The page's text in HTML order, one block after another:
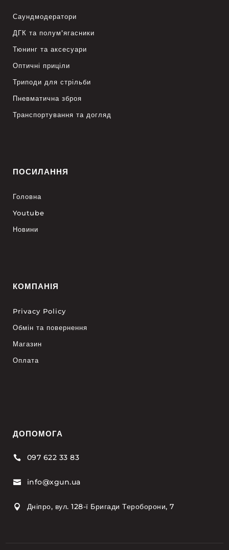
Саундмодератори
ДГК та полум’ягасники
Тюнинг та аксесуари
Оптичні приціли
Триподи для стрільби
Пневматична зброя
Транспортування та догляд
ПОСИЛАННЯ
Головна
Youtube
Новини
КОМПАНІЯ
Privacy Policy
Обмін та повернення
Магазин
Оплата
ДОПОМОГА
 097 622 33 83
 info@xgun.ua
 Дніпро, вул. 128-ї Бригади Тероборони, 7